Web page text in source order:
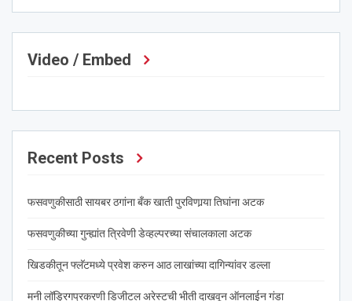
Video / Embed
Recent Posts
फसवणुकीसाठी सायबर ठगांना बँक खाती पुरविणार्‍या तिघांना अटक
फसवणुकीच्या गुन्ह्यांत त्रिवेणी डेव्हल्परच्या संचालकाला अटक
खिडकीतून फ्लॅटमध्ये प्रवेश करुन आठ लाखांच्या दागिन्यांवर डल्ला
मनी लॉड्रिगप्रकरणी डिजीटल अरेस्टची भीती दाखवून ऑनलाईन गंडा